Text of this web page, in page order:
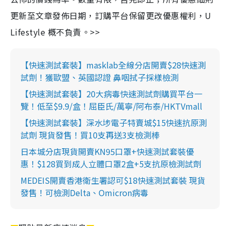
更新至文章發佈日期，訂購平台保留更改優惠權利，U
Lifestyle 概不負責。>>
【快速測試套裝】masklab全線分店開賣$28快速測
試劑！獲歐盟、英國認證 鼻咽拭子採樣檢測
【快速測試套裝】20大病毒快速測試劑購買平台一
覽！低至$9.9/盒！屈臣氏/萬寧/阿布泰/HKTVmall
【快速測試套裝】深水埗電子特賣城$15快速抗原測
試劑 現貨發售！買10支再送3支檢測棒
日本城分店現貨開賣KN95口罩+快速測試套裝優
惠！$128買到成人立體口罩2盒+5支抗原檢測試劑
MEDEIS開賣香港衛生署認可$18快速測試套裝 現貨
發售！可檢測Delta、Omicron病毒